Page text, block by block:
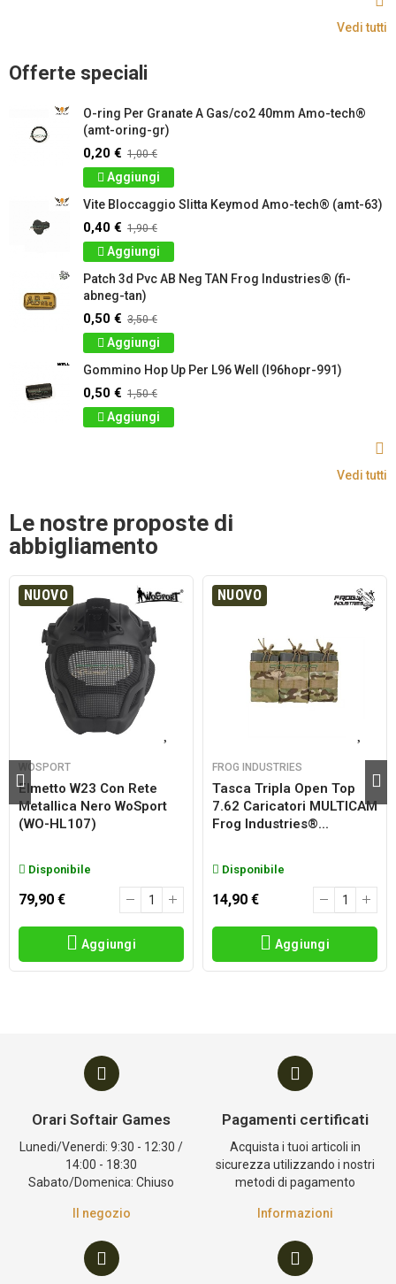
Vedi tutti
Offerte speciali
O-ring Per Granate A Gas/co2 40mm Amo-tech®
(amt-oring-gr)
0,20 € 1,00 €
Aggiungi
Vite Bloccaggio Slitta Keymod Amo-tech® (amt-63)
0,40 € 1,90 €
Aggiungi
Patch 3d Pvc AB Neg TAN Frog Industries® (fi-
abneg-tan)
0,50 € 3,50 €
Aggiungi
Gommino Hop Up Per L96 Well (l96hopr-991)
0,50 € 1,50 €
Aggiungi
Vedi tutti
Le nostre proposte di
abbigliamento
NUOVO
WOSPORT
Elmetto W23 Con Rete
Metallica Nero WoSport
(WO-HL107)
Disponibile
79,90 €
Aggiungi
NUOVO
FROG INDUSTRIES
Tasca Tripla Open Top
7.62 Caricatori MULTICAM
Frog Industries®...
Disponibile
14,90 €
Aggiungi
Orari Softair Games
Lunedi/Venerdi: 9:30 - 12:30 /
14:00 - 18:30
Sabato/Domenica: Chiuso
Il negozio
Pagamenti certificati
Acquista i tuoi articoli in
sicurezza utilizzando i nostri
metodi di pagamento
Informazioni